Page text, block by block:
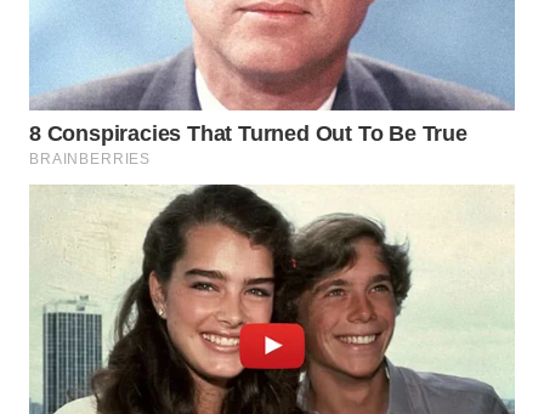
NIAS
WN
LANGKAT
WN
TAPANULI
SELATAN
TANJUNG
LESUNG
WN